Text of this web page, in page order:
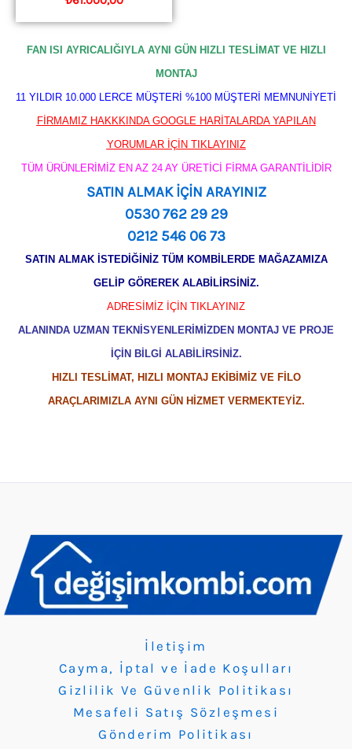
FAN ISI AYRICALIĞIYLA AYNI GÜN HIZLI TESLİMAT VE HIZLI
MONTAJ
11 YILDIR 10.000 LERCE MÜŞTERİ %100 MÜŞTERİ MEMNUNİYETİ
FİRMAMIZ HAKKKINDA GOOGLE HARİTALARDA YAPILAN
YORUMLAR İÇİN TIKLAYINIZ
TÜM ÜRÜNLERİMİZ EN AZ 24 AY ÜRETİCİ FİRMA GARANTİLİDİR
SATIN ALMAK İÇİN ARAYINIZ
0530 762 29 29
0212 546 06 73
SATIN ALMAK İSTEDİĞİNİZ TÜM KOMBİLERDE MAĞAZAMIZA
GELİP GÖREREK ALABİLİRSİNİZ.
ADRESİMİZ İÇİN TIKLAYINIZ
ALANINDA UZMAN TEKNİSYENLERİMİZDEN MONTAJ VE PROJE
İÇİN BİLGİ ALABİLİRSİNİZ.
HIZLI TESLİMAT, HIZLI MONTAJ EKİBİMİZ VE FİLO
ARAÇLARIMIZLA AYNI GÜN HİZMET VERMEKTEYİZ.
İletişim
Cayma, İptal ve İade Koşulları
Gizlilik Ve Güvenlik Politikası
Mesafeli Satış Sözleşmesi
Gönderim Politikası